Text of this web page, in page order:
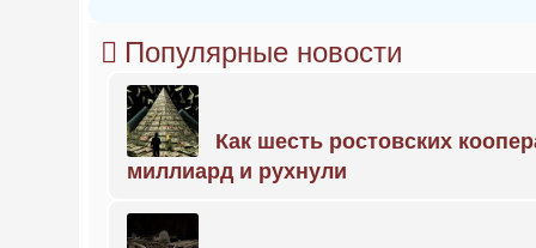
Популярные новости
Как шесть ростовских
миллиард и рухнули